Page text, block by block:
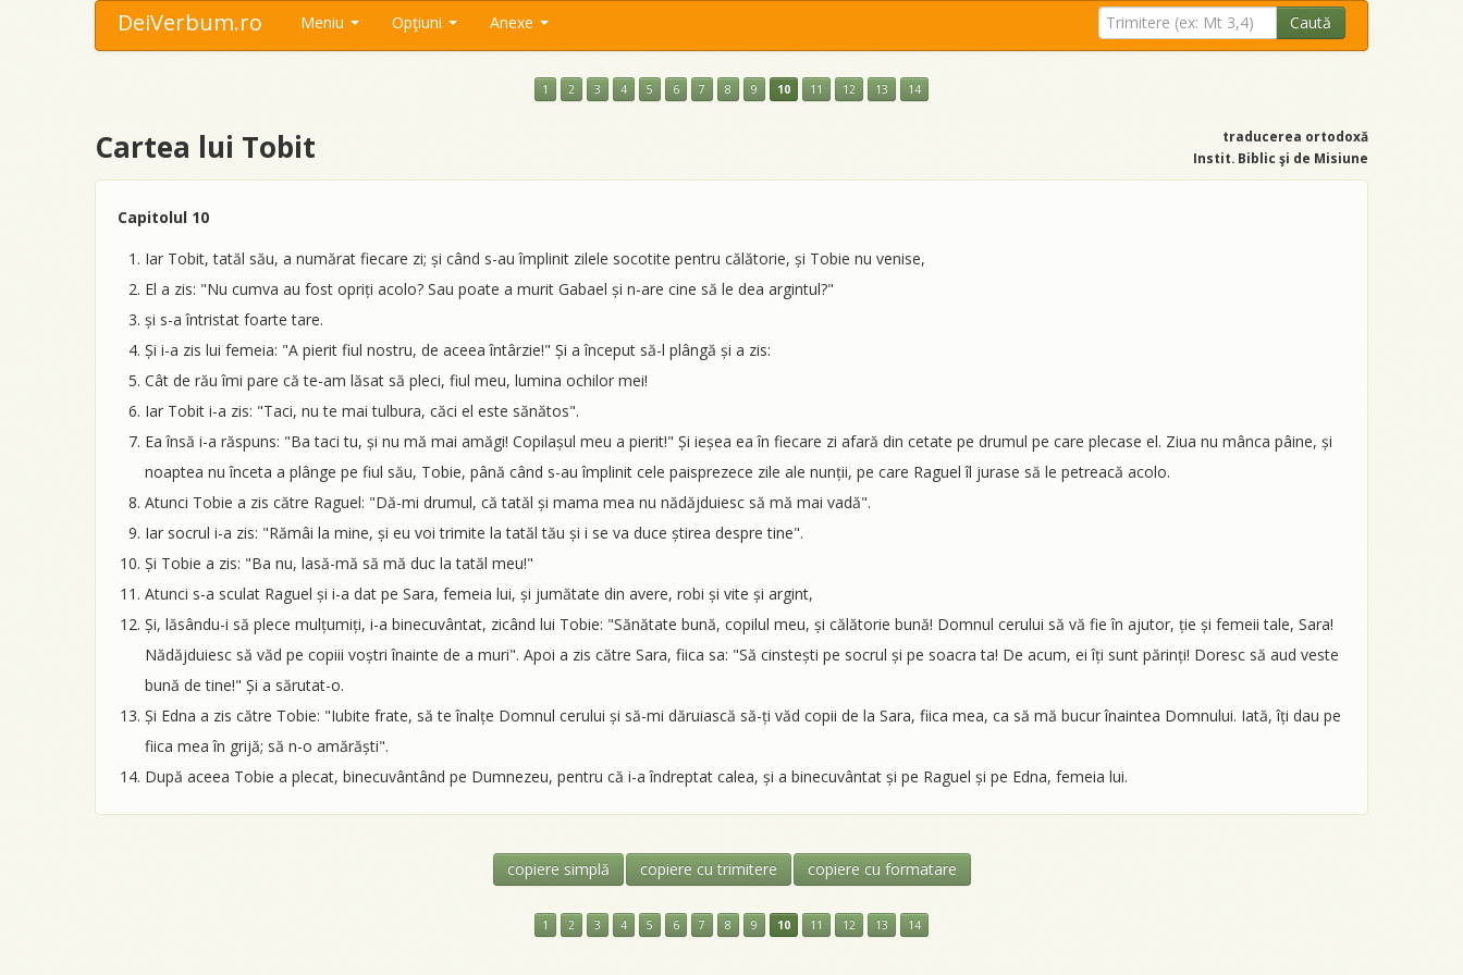
DeiVerbum.ro Meniu Opţiuni Anexe Caută
1 2 3 4 5 6 7 8 9 10 11 12 13 14
Cartea lui Tobit
traducerea ortodoxă
Instit. Biblic şi de Misiune
Capitolul 10
Iar Tobit, tatăl său, a numărat fiecare zi; și când s-au împlinit zilele socotite pentru călătorie, și Tobie nu venise,
El a zis: "Nu cumva au fost opriți acolo? Sau poate a murit Gabael și n-are cine să le dea argintul?"
și s-a întristat foarte tare.
Și i-a zis lui femeia: "A pierit fiul nostru, de aceea întârzie!" Și a început să-l plângă și a zis:
Cât de rău îmi pare că te-am lăsat să pleci, fiul meu, lumina ochilor mei!
Iar Tobit i-a zis: "Taci, nu te mai tulbura, căci el este sănătos".
Ea însă i-a răspuns: "Ba taci tu, și nu mă mai amăgi! Copilașul meu a pierit!" Și ieșea ea în fiecare zi afară din cetate pe drumul pe care plecase el. Ziua nu mânca pâine, și
noaptea nu înceta a plânge pe fiul său, Tobie, până când s-au împlinit cele paisprezece zile ale nunții, pe care Raguel îl jurase să le petreacă acolo.
Atunci Tobie a zis către Raguel: "Dă-mi drumul, că tatăl și mama mea nu nădăjduiesc să mă mai vadă".
Iar socrul i-a zis: "Rămâi la mine, și eu voi trimite la tatăl tău și i se va duce știrea despre tine".
Și Tobie a zis: "Ba nu, lasă-mă să mă duc la tatăl meu!"
Atunci s-a sculat Raguel și i-a dat pe Sara, femeia lui, și jumătate din avere, robi și vite și argint,
Și, lăsându-i să plece mulțumiți, i-a binecuvântat, zicând lui Tobie: "Sănătate bună, copilul meu, și călătorie bună! Domnul cerului să vă fie în ajutor, ție și femeii tale, Sara!
Nădăjduiesc să văd pe copiii voștri înainte de a muri". Apoi a zis către Sara, fiica sa: "Să cinstești pe socrul și pe soacra ta! De acum, ei îți sunt părinți! Doresc să aud veste
bună de tine!" Și a sărutat-o.
Și Edna a zis către Tobie: "Iubite frate, să te înalțe Domnul cerului și să-mi dăruiască să-ți văd copii de la Sara, fiica mea, ca să mă bucur înaintea Domnului. Iată, îți dau pe
fiica mea în grijă; să n-o amărăști".
După aceea Tobie a plecat, binecuvântând pe Dumnezeu, pentru că i-a îndreptat calea, și a binecuvântat și pe Raguel și pe Edna, femeia lui.
copiere simplă copiere cu trimitere copiere cu formatare
1 2 3 4 5 6 7 8 9 10 11 12 13 14